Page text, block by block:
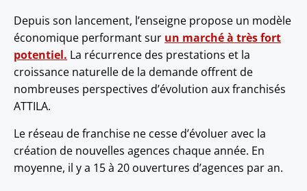
Depuis son lancement, l’enseigne propose un modèle
économique performant sur un marché à très fort
potentiel. La récurrence des prestations et la
croissance naturelle de la demande offrent de
nombreuses perspectives d’évolution aux franchisés
ATTILA.
Le réseau de franchise ne cesse d’évoluer avec la
création de nouvelles agences chaque année. En
moyenne, il y a 15 à 20 ouvertures d’agences par an.